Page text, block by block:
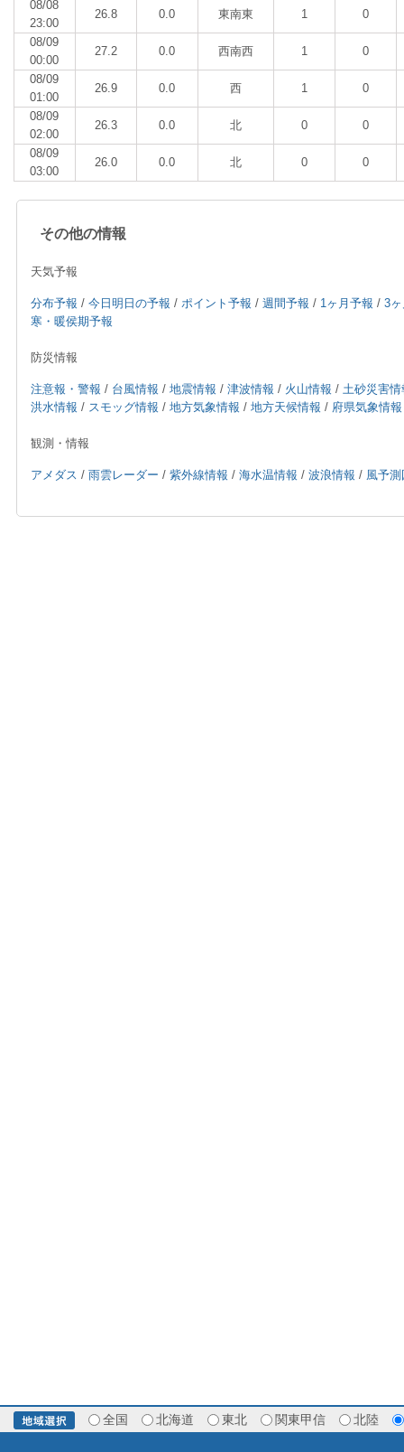
08/08
23:00
26.8 0.0 東南東 1 0
08/09
00:00
27.2 0.0 西南西 1 0
08/09
01:00
26.9 0.0 西 1 0
08/09
02:00
26.3 0.0 北 0 0
08/09
03:00
26.0 0.0 北 0 0
その他の情報
天気予報
分布予報 / 今日明日の予報 / ポイント予報 / 週間予報 / 1ヶ月予報 / 3
寒・暖侯期予報
防災情報
注意報・警報 / 台風情報 / 地震情報 / 津波情報 / 火山情報 / 土砂災害情
洪水情報 / スモッグ情報 / 地方気象情報 / 地方天候情報 / 府県気象情報
観測・情報
アメダス / 雨雲レーダー / 紫外線情報 / 海水温情報 / 波浪情報 / 風予測
全国 北海道 東北 関東甲信 北陸